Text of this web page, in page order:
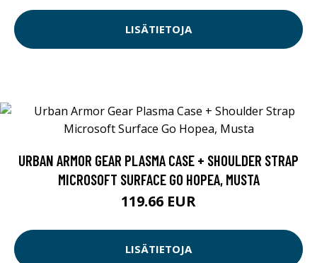
LISÄTIETOJA
URBAN ARMOR GEAR PLASMA CASE + SHOULDER STRAP
MICROSOFT SURFACE GO HOPEA, MUSTA
119.66 EUR
LISÄTIETOJA